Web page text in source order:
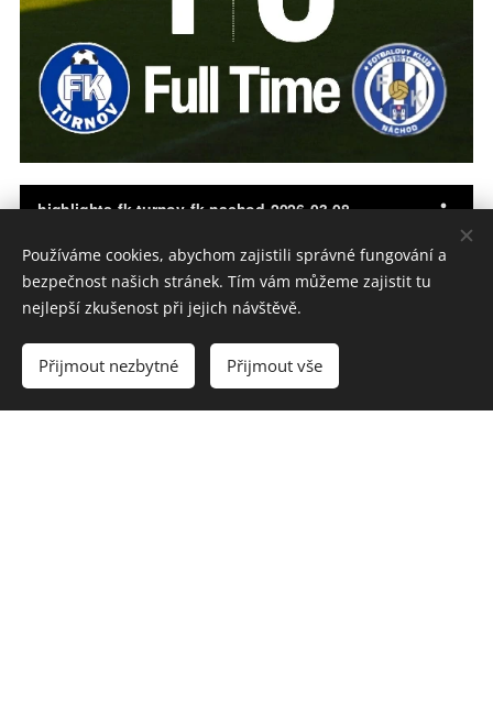
Používáme cookies, abychom zajistili správné fungování a
bezpečnost našich stránek. Tím vám můžeme zajistit tu
nejlepší zkušenost při jejich návštěvě.
Přijmout nezbytné Přijmout vše